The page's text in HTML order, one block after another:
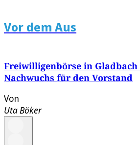
Vor dem Aus
Freiwilligenbörse in
Nachwuchs für den Vorstand
Von
Uta Böker